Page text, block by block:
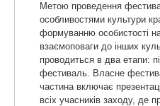
Метою проведення
особливостями культури
формуванню особистості
взаємоповаги до інших
проводиться в два етапи:
фестиваль. Власне
частина включає
всіх учасників заходу, де